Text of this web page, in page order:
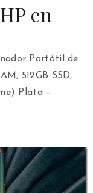
en
Portátil de
512GB SSD,
Plata –